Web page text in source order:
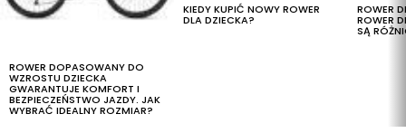
ROWER DOPASOWANY DO
WZROSTU DZIECKA
GWARANTUJE KOMFORT I
BEZPIECZEŃSTWO JAZDY. JAK
WYBRAĆ IDEALNY ROZMIAR?
KIEDY KUPIĆ NOWY ROWER
DLA DZIECKA?
ROWER
ROWER
SĄ